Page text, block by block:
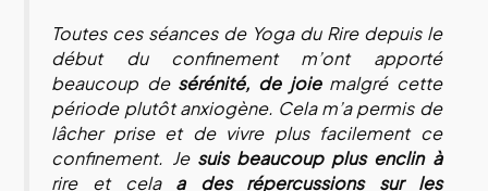
Toutes ces séances de Yoga du Rire depuis le
début du confinement m’ont apporté
beaucoup de sérénité, de joiemalgré cette
période plutôt anxiogène. Cela m’a permis de
lâcher prise et de vivre plus facilement ce
confinement. Je suis beaucoup plus enclin à
rire et cela a des répercussions sur les